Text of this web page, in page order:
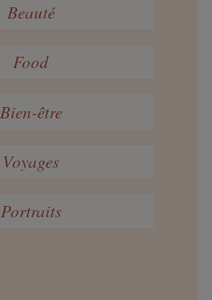
Beauté
Food
Bien-être
Voyages
Portraits